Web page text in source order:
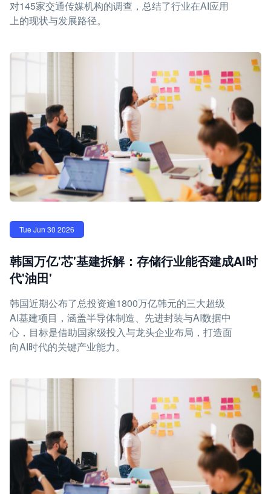
对145家交通传媒机构的调查，总结了行业在AI应用
上的现状与发展路径。
Tue Jun 30 2026
韩国万亿'芯'基建拆解：存储行业能否建成AI时
代'油田'
韩国近期公布了总投资逾1800万亿韩元的三大超级
AI基建项目，涵盖半导体制造、先进封装与AI数据中
心，目标是借助国家级投入与龙头企业布局，打造面
向AI时代的关键产业能力。